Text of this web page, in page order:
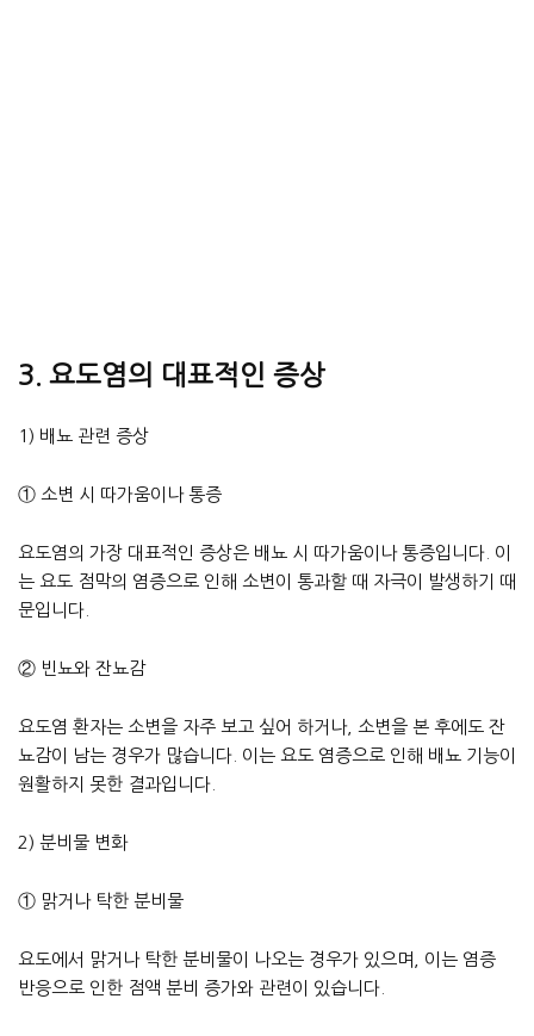
3. 요도염의 대표적인 증상
1) 배뇨 관련 증상
① 소변 시 따가움이나 통증
요도염의 가장 대표적인 증상은 배뇨 시 따가움이나 통증입니다. 이
는 요도 점막의 염증으로 인해 소변이 통과할 때 자극이 발생하기 때
문입니다.
② 빈뇨와 잔뇨감
요도염 환자는 소변을 자주 보고 싶어 하거나, 소변을 본 후에도 잔
뇨감이 남는 경우가 많습니다. 이는 요도 염증으로 인해 배뇨 기능이
원활하지 못한 결과입니다.
2) 분비물 변화
① 맑거나 탁한 분비물
요도에서 맑거나 탁한 분비물이 나오는 경우가 있으며, 이는 염증
반응으로 인한 점액 분비 증가와 관련이 있습니다.